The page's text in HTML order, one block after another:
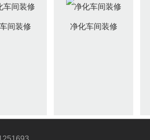
间装修 净化车间装修